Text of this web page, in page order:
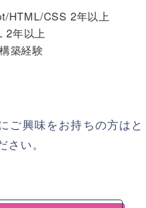
HTML/CSS 2年以上
2年以上
築経験
ご興味をお持ちの方は
さい。